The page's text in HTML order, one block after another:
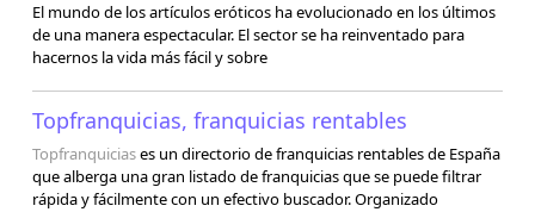
El mundo de los artículos eróticos ha evolucionado en los últimos
de una manera espectacular. El sector se ha reinventado para
hacernos la vida más fácil y sobre
Topfranquicias, franquicias rentables
Topfranquiciases un directorio de franquicias rentables de España
que alberga una gran listado de franquicias que se puede filtrar
rápida y fácilmente con un efectivo buscador. Organizado